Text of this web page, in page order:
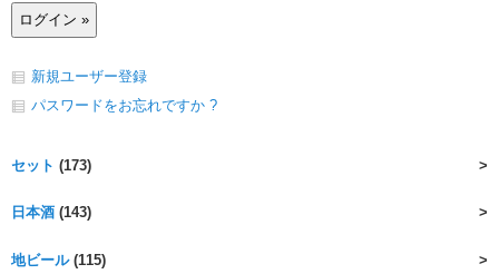
新規ユーザー登録
パスワードをお忘れですか ?
セット (173)
日本酒 (143)
地ビール(115)